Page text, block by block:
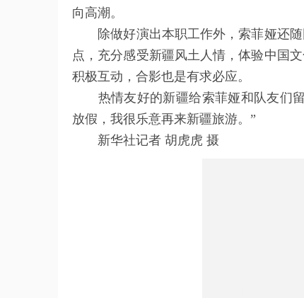
向高潮。
除做好演出本职工作外，索菲娅还随
点，充分感受新疆风土人情，体验中国
积极互动，合影也是有求必应。
热情友好的新疆给索菲娅和队友们留
放假，我很乐意再来新疆旅游。”
新华社记者 胡虎虎 摄